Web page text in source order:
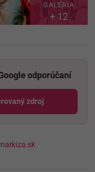
GALÉRIA
+ 12
odporúčaní
zdroj
odkaz sa otvorí v